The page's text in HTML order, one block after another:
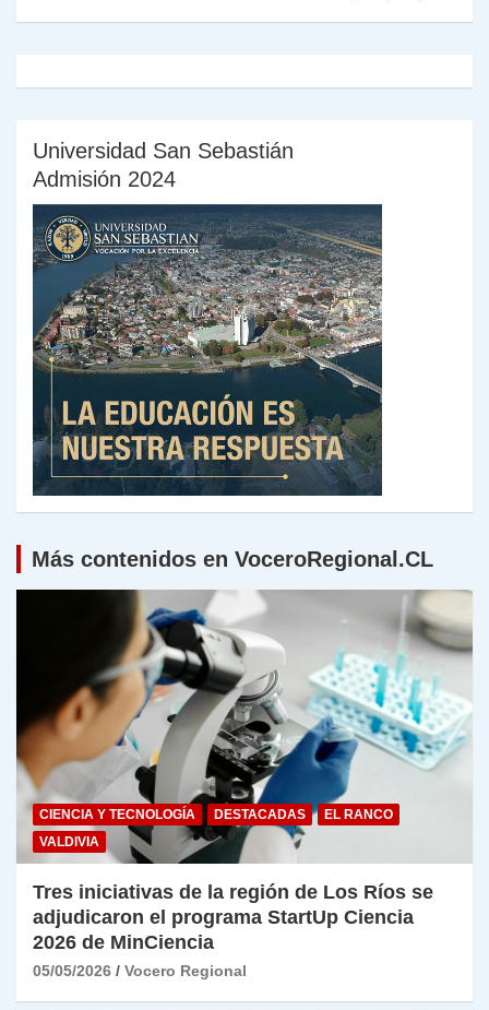
Universidad San Sebastián
Admisión 2024
Más contenidos en VoceroRegional.CL
CIENCIA Y TECNOLOGÍA DESTACADAS
EL RANCO
VALDIVIA
Tres iniciativas de la región de Los Ríos se
adjudicaron el programa StartUp Ciencia
2026 de MinCiencia
05/05/2026 Vocero Regional